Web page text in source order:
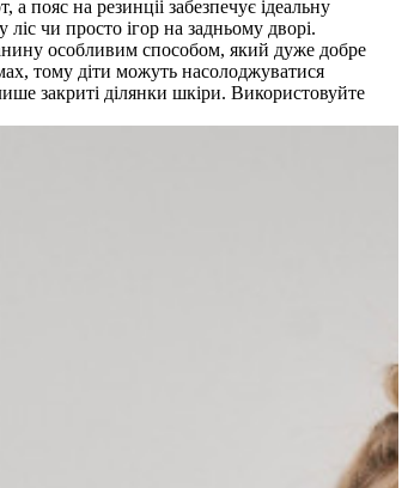
пояс на резинціі забезпечує ідеальну
чи просто ігор на задньому дворі.
особливим способом, який дуже добре
тому діти можуть насолоджуватися
закриті ділянки шкіри. Використовуйте